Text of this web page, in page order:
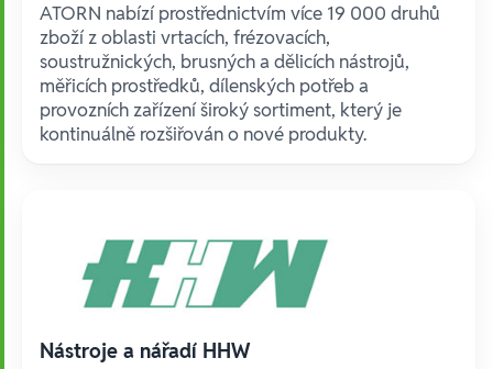
ATORN nabízí prostřednictvím více 19 000 druhů
zboží z oblasti vrtacích, frézovacích,
soustružnických, brusných a dělicích nástrojů,
měřicích prostředků, dílenských potřeb a
provozních zařízení široký sortiment, který je
kontinuálně rozšiřován o nové produkty.
Nástroje a nářadí HHW